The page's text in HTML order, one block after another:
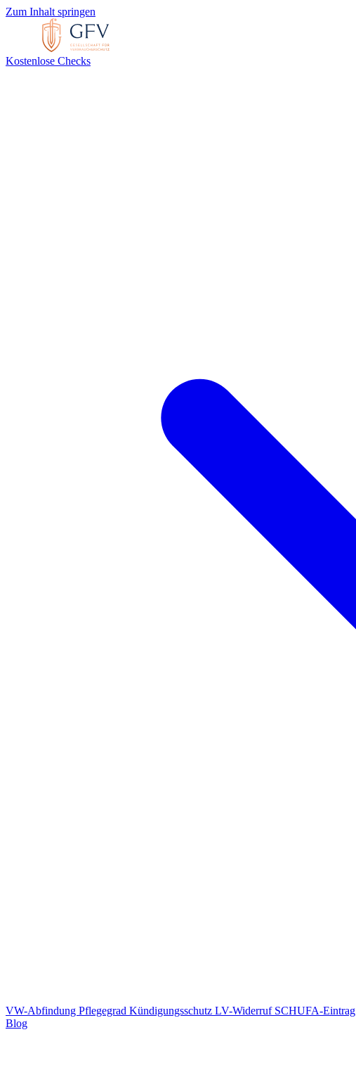
Zum Inhalt springen
Kostenlose Checks
VW-Abfindung Pflegegrad Kündigungsschutz LV-Widerruf SCHUFA-Eintrag
Blog